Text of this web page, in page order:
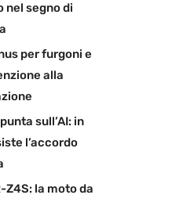
nel segno di
per furgoni e
alla
sull’AI: in
l’accordo
Z4S: la moto da